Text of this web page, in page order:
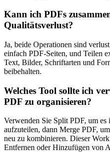
Kann ich PDFs
Qualitätsverlust?
Ja, beide Operationen sind
einfach PDF-Seiten, und Teilen
Text, Bilder, Schriftarten und
beibehalten.
Welches Tool sollte ich
PDF zu organisieren?
Verwenden Sie Split PDF, um es
aufzuteilen, dann Merge PDF,
neu zu kombinieren. Dieser
Entfernen oder Hinzufügen von